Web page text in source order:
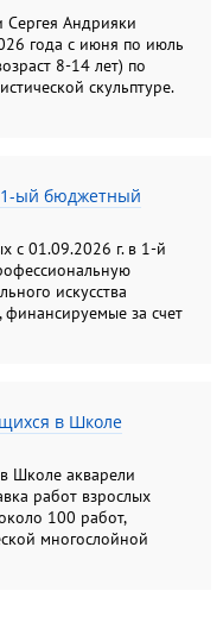
Сергея Андрияки
года с июня по июль
8-14 лет) по
скульптуре.
1-ый бюджетный
с 01.09.2026 г. в 1-й
искусства
финансируемые за счет
в Школе
Школе акварели
работ взрослых
100 работ,
многослойной
Экспозиция